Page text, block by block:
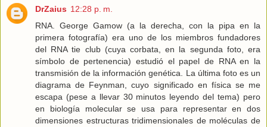
DrZaius 12:28 p. m.
RNA. George Gamow (a la derecha, con la pipa en la
primera fotografía) era uno de los miembros fundadores
del RNA tie club (cuya corbata, en la segunda foto, era
símbolo de pertenencia) estudió el papel de RNA en la
transmisión de la información genética. La última foto es un
diagrama de Feynman, cuyo significado en física se me
escapa (pese a llevar 30 minutos leyendo del tema) pero
en biología molecular se usa para representar en dos
dimensiones estructuras tridimensionales de moléculas de